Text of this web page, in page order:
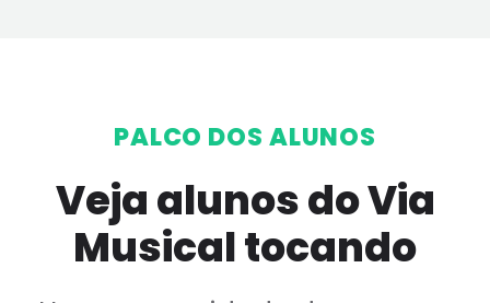
PALCO DOS ALUNOS
Veja alunos do Via
Musical tocando